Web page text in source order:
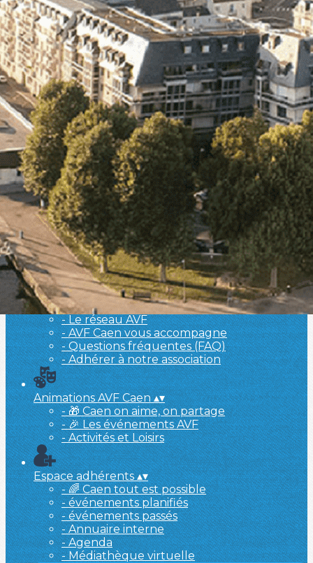
Exporter les lignes sélectionnées
Exporter toutes les colonnes
Exporter uniquement les colonnes affichées
Menu
Ajoutez un logo, un bouton, des réseaux sociaux
Cliquez pour éditer
L'association ▴▾
- L'association
- Brochure
- L'équipe
- Sponsors
- Nos autres partenaires
Nouvel arrivant ▴▾
- Le réseau AVF
- AVF Caen vous accompagne
- Questions fréquentes (FAQ)
- Adhérer à notre association
Animations AVF Caen▴▾
- 🎁 Caen on aime, on partage
- 🎉 Les événements AVF
- Activités et Loisirs
Espace adhérents▴▾
- 🌈 Caen tout est possible
- événements planifiés
- événements passés
- Annuaire interne
- Agenda
- Médiathèque virtuelle